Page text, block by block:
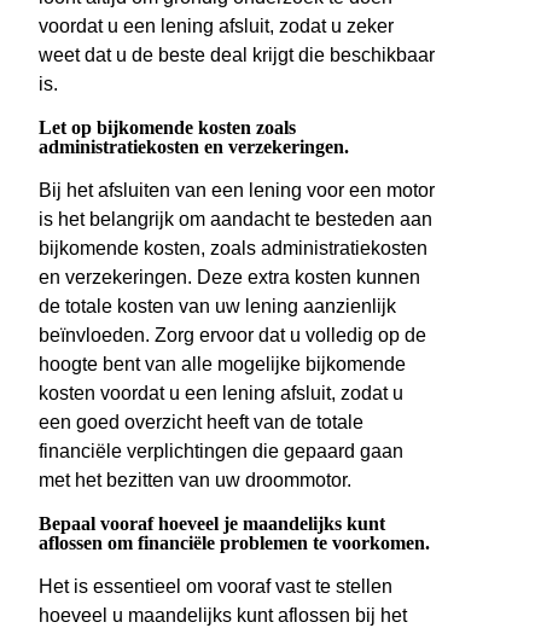
voordat u een lening afsluit, zodat u zeker
weet dat u de beste deal krijgt die beschikbaar
is.
Let op bijkomende kosten zoals
administratiekosten en verzekeringen.
Bij het afsluiten van een lening voor een motor
is het belangrijk om aandacht te besteden aan
bijkomende kosten, zoals administratiekosten
en verzekeringen. Deze extra kosten kunnen
de totale kosten van uw lening aanzienlijk
beïnvloeden. Zorg ervoor dat u volledig op de
hoogte bent van alle mogelijke bijkomende
kosten voordat u een lening afsluit, zodat u
een goed overzicht heeft van de totale
financiële verplichtingen die gepaard gaan
met het bezitten van uw droommotor.
Bepaal vooraf hoeveel je maandelijks kunt
aflossen om financiële problemen te voorkomen.
Het is essentieel om vooraf vast te stellen
hoeveel u maandelijks kunt aflossen bij het